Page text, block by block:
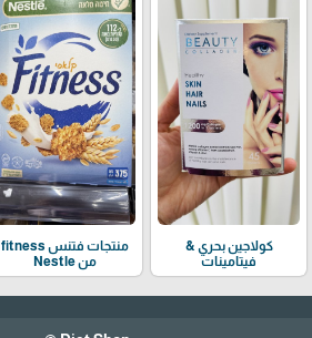
كولاجين بحري &
فيتامينات
منتجات فتنس fitness
من Nestle